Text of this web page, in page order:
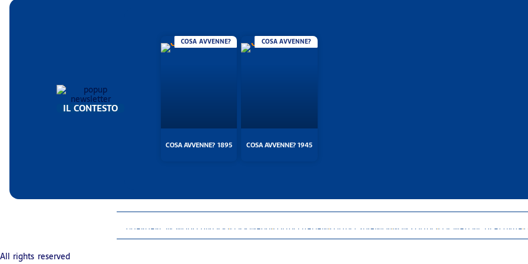
IL CONTESTO
COSA AVVENNE?
COSA AVVENNE? 1895
COSA AVVENNE?
COSA AVVENNE? 1945
GUARDARE IN MODO DIVERSOPERSONAGGIPOLITICI ITALIANIPOLITICI STRANIERINON POLITICIPER MATERIE DI ATTIVITÀ
All rights reserved